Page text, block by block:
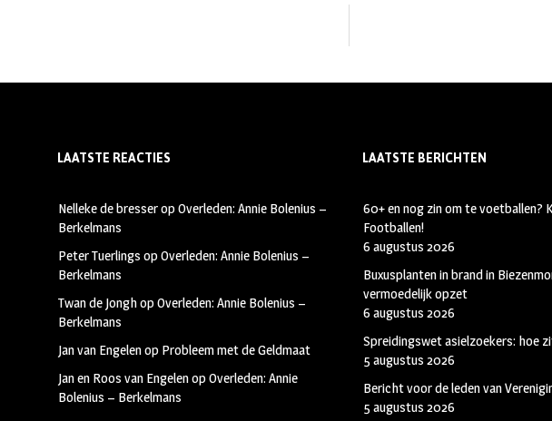
LAATSTE REACTIES
Nelleke de bresseropOverleden: Annie Bolenius –
Berkelmans
Peter Tuerlings opOverleden: Annie Bolenius –
Berkelmans
Twan de JonghopOverleden: Annie Bolenius –
Berkelmans
Jan van Engelenop Probleem met de Geldmaat
Jan en Roos van EngelenopOverleden: Annie
Bolenius – Berkelmans
LAATSTE BERICHTEN
60+ en nog zin om te voetballen?
Footballen!
6 augustus 2026
Buxusplanten in brand in
vermoedelijk opzet
6 augustus 2026
Spreidingswet asielzoekers: hoe
5 augustus 2026
Bericht voor de leden van
5 augustus 2026